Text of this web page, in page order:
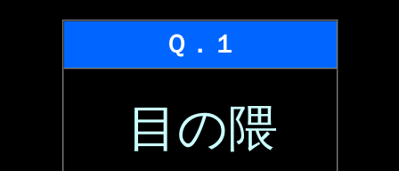
Ｑ．１
目の隈